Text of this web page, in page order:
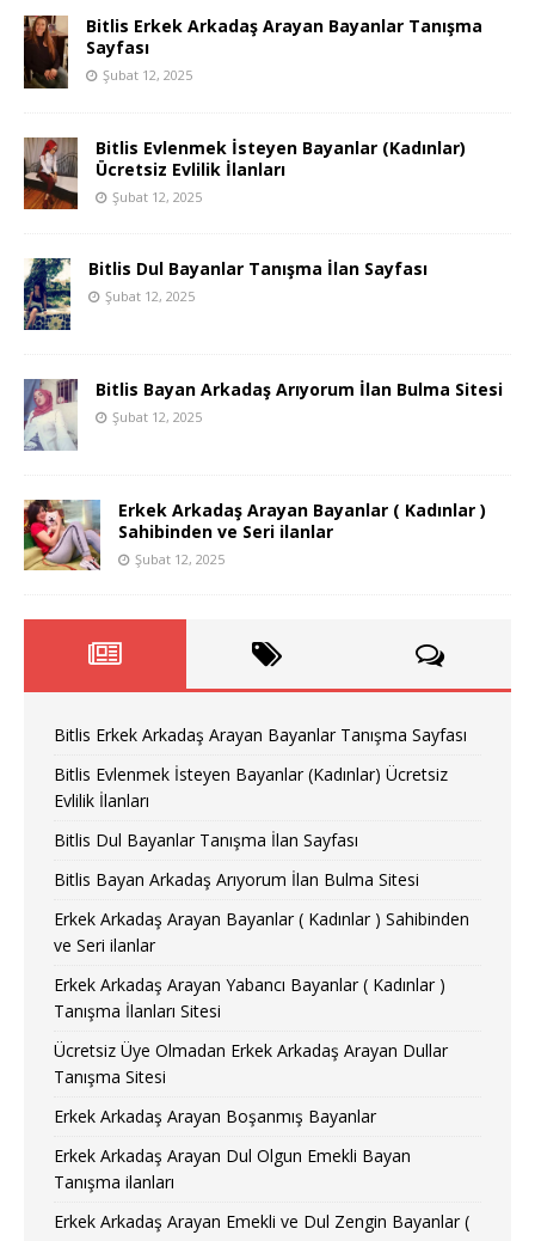
Bitlis Erkek Arkadaş Arayan Bayanlar Tanışma
Sayfası
Şubat 12, 2025
Bitlis Evlenmek İsteyen Bayanlar (Kadınlar)
Ücretsiz Evlilik İlanları
Şubat 12, 2025
Bitlis Dul Bayanlar Tanışma İlan Sayfası
Şubat 12, 2025
Bitlis Bayan Arkadaş Arıyorum İlan Bulma Sitesi
Şubat 12, 2025
Erkek Arkadaş Arayan Bayanlar ( Kadınlar )
Sahibinden ve Seri ilanlar
Şubat 12, 2025
Bitlis Erkek Arkadaş Arayan Bayanlar Tanışma Sayfası
Bitlis Evlenmek İsteyen Bayanlar (Kadınlar) Ücretsiz
Evlilik İlanları
Bitlis Dul Bayanlar Tanışma İlan Sayfası
Bitlis Bayan Arkadaş Arıyorum İlan Bulma Sitesi
Erkek Arkadaş Arayan Bayanlar ( Kadınlar ) Sahibinden
ve Seri ilanlar
Erkek Arkadaş Arayan Yabancı Bayanlar ( Kadınlar )
Tanışma İlanları Sitesi
Ücretsiz Üye Olmadan Erkek Arkadaş Arayan Dullar
Tanışma Sitesi
Erkek Arkadaş Arayan Boşanmış Bayanlar
Erkek Arkadaş Arayan Dul Olgun Emekli Bayan
Tanışma ilanları
Erkek Arkadaş Arayan Emekli ve Dul Zengin Bayanlar (